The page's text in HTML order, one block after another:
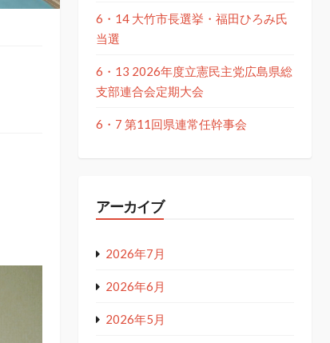
6・14 大竹市長選挙・福田ひろみ氏
当選
6・13 2026年度立憲民主党広島県総
支部連合会定期大会
6・7 第11回県連常任幹事会
アーカイブ
2026年7月
2026年6月
2026年5月